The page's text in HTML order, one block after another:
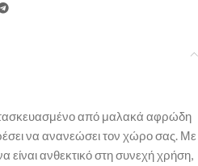
από μαλακά αφρώδη
να ανανεώσει τον χώρο σας. Με
είναι ανθεκτικό στη συνεχή χρήση,